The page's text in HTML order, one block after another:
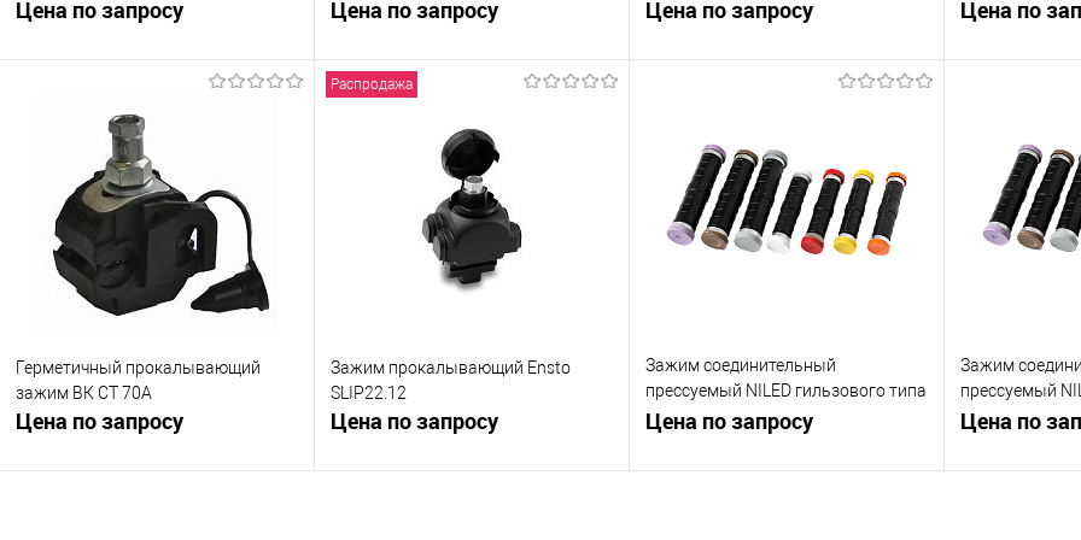
для фазных проводников MJPT
Цена по запросу
Запросить цену
Купить в 1 клик
В избранное
Под заказ
для фазных проводников MJPT
Цена по запросу
Запросить цену
Купить в 1 клик
В избранное
Цена по запросу
Запросить цену
Купить в 1 клик
В избранное
В наличии
Цена по
Купить в 1
В избранное
Герметичный прокалывающий
зажим ВК СТ 70А
Цена по запросу
Распродажа
Зажим прокалывающий Ensto
SLIP22.12
Цена по запросу
Зажим соединительный
прессуемый NILED гильзового типа
для фазных проводников MJPT 50
Цена по запросу
Зажим
прессуемый
для фазных
Цена по